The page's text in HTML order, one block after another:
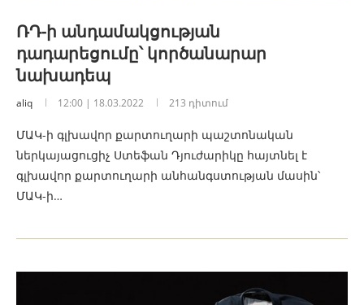
ՌԴ-ի անդամակցության
դադարեցումը՝ կործանարար
նախադեպ
aliq 12:00 | 18.03.2022 213 դիտում
ՄԱԿ-ի գլխավոր քարտուղարի պաշտոնական
ներկայացուցիչ Ստեֆան Դյուժարիկը հայտնել է
գլխավոր քարտուղարի անհանգստության մասին՝
ՄԱԿ-ի…